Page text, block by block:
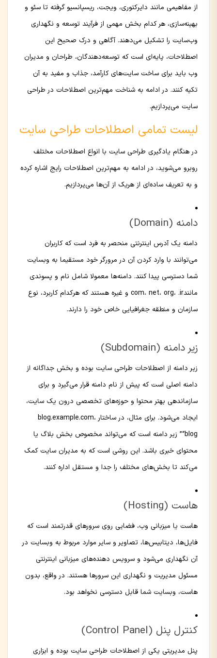
از مفاهیمی مانند دایرکتوری، ویجت، ریسپانسیو گرفته تا سئو و
بهینه‌سازی، هر کدام بخش مهمی از فرآیند توسعه و نگهداری
وب‌سایت را تشکیل می‌دهند. آگاهی و درک صحیح این
اصطلاحات، پایه‌ای است که توسعه‌دهندگان، طراحان و مدیران
وب باید برای ساخت سایت‌های کارآمد، جذاب و مفید به آن
تکیه کنند. در ادامه به شناخت مهم‌ترین اصطلاحات در طراحی
سایت می‌پردازیم.
لیست تمامی اصطلاحات طراحی سایت
در هنگام یادگیری طراحی سایت با انواع اصطلاحات مختلف
روبرو می‌شوید، در ادامه به مهم‌ترین اصطلاحات رایج اشاره کرده
و به تعریف ساده‌ای از هریک از آن‌ها می‌پردازیم.
دامنه (Domain)
دامنه یک آدرس اینترنتی منحصر به فرد است که کاربران
می‌توانند با وارد کردن آن در مرورگر خود مستقیما به وبسایت
شما دسترسی پیدا کنند. دامنه‌ها معمولا شامل نام و پسوندی
مانندcom، net، org، .ir و غیره هستند که هرکدام کاربرد، نوع
سازمان و منطقه جغرافیایی خاص خود را دارند.
زیر دامنه (Subdomain)
زیر دامنه از اصطلاحات طراحی سایت بوده و بخش جداگانه از
دامنه اصلی است که پیش از نام دامنه قرار می‌گیرد و برای
سازماندهی بهتر محتوا و حوزه‌های تخصصی درون یک سایت،
ایجاد می‌شود. برای مثال، در ساختار blog.example.com،
“blog” زیر دامنه است که می‌تواند مخصوص بخش بلاگ یا
محتوای خبری باشد. این روشی است که به مدیران سایت کمک
می‌کند تا بخش‌های مختلف را جدا و مستقل اداره کنند.
هاست (Hosting)
هاست یا میزبانی وب، فضایی روی سرورهای قدرتمند است که
فایل‌ها، دیتابیس‌ها، تصاویر و سایر موارد مربوط به وبسایت در
آن نگهداری می‌شود و سرویس دهنده‌های میزبانی اینترنتی
مسئول مدیریت و نگهداری این سرورها هستند. در واقع، بدون
هاست، وبسایت شما قابل دسترسی نخواهد بود.
کنترل پنل (Control Panel)
پنل مدیریتی یکی از اصطلاحات طراحی سایت بوده و ابزاری